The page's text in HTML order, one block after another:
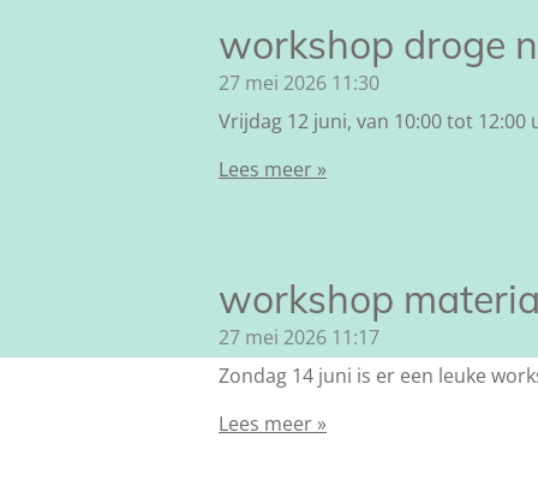
workshop droge
27 mei 2026 11:30
Vrijdag 12 juni, van 10:00 tot 12:00
Lees meer »
workshop
27 mei 2026 11:17
Zondag 14 juni is er een leuke
Lees meer »